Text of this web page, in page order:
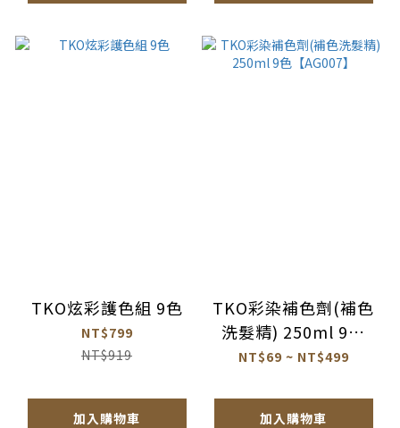
TKO炫彩護色組 9色
NT$799
NT$919
加入購物車
TKO彩染補色劑(補色
洗髮精) 250ml 9色
【AG007】
NT$69 ~ NT$499
加入購物車